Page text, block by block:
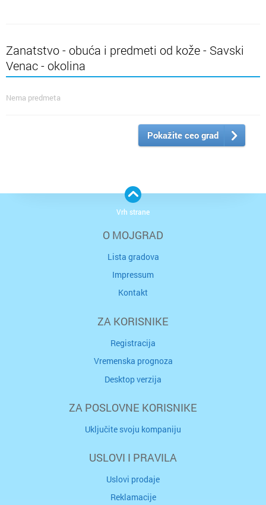
Zanatstvo - obuća i predmeti od kože - Savski
Venac - okolina
Nema predmeta
Pokažite ceo grad
O MOJGRAD
Lista gradova
Impressum
Kontakt
ZA KORISNIKE
Registracija
Vremenska prognoza
Desktop verzija
ZA POSLOVNE KORISNIKE
Uključite svoju kompaniju
USLOVI I PRAVILA
Uslovi prodaje
Reklamacije
Vrh strane